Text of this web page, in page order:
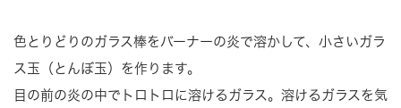
色とりどりのガラス棒をバーナーの炎で溶かして、小さいガラ
ス玉（とんぼ玉）を作ります。
目の前の炎の中でトロトロに溶けるガラス。溶けるガラスを気